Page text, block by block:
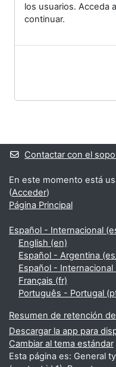
los usuarios. Acceda
continuar.
Bloques
Contactar con el
En este momento está
(Acceder)
Página Principal
Español - Internacional
English ‎(en)‎
Español - Argentina
Español - Internacional
Français ‎(fr)‎
Português - Portugal
Resumen de retención
Descargar la app para
Cambiar al tema estándar
Esta página es: General